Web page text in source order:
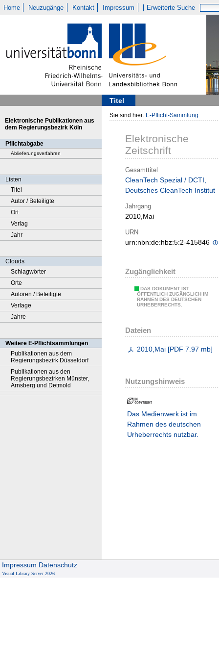
Home Neuzugänge Kontakt Impressum Erweiterte Suche
Titel
Elektronische Publikationen aus
dem Regierungsbezirk Köln
Pflichtabgabe
Ablieferungsverfahren
Listen
Titel
Autor / Beteiligte
Ort
Verlag
Jahr
Clouds
Schlagwörter
Orte
Autoren / Beteiligte
Verlage
Jahre
Weitere E-Pflichtsammlungen
Publikationen aus dem
Regierungsbezirk Düsseldorf
Publikationen aus den
Regierungsbezirken Münster,
Arnsberg und Detmold
Sie sind hier: E-Pflicht-Sammlung
Elektronische
Zeitschrift
Gesamttitel
CleanTech Spezial / DCTI,
Deutsches CleanTech Institut
Jahrgang
2010,Mai
URN
urn:nbn:de:hbz:5:2-415846
Zugänglichkeit
DAS DOKUMENT IST
ÖFFENTLICH ZUGÄNGLICH IM
RAHMEN DES DEUTSCHEN
URHEBERRECHTS.
Dateien
2010,Mai [PDF 7.97 mb]
Nutzungshinweis
Das Medienwerk ist im
Rahmen des deutschen
Urheberrechts nutzbar.
Impressum Datenschutz
Visual Library Server 2026